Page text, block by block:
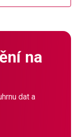
na
dat a